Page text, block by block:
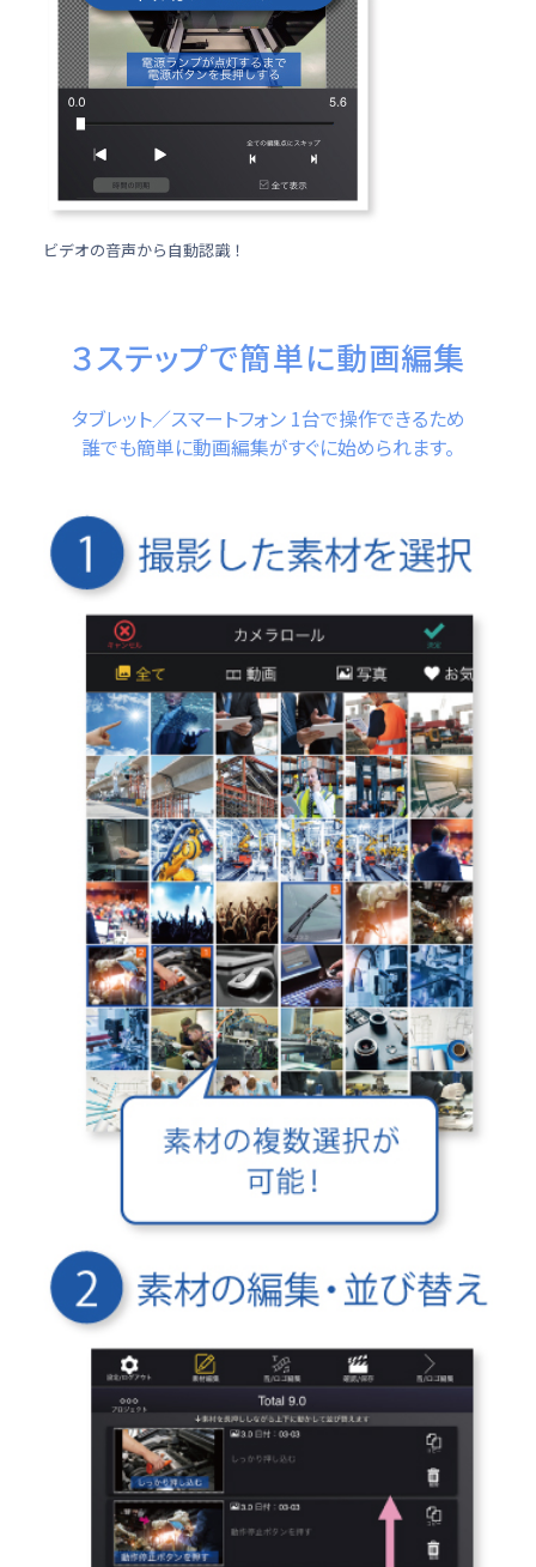
ビデオの音声から自動認識！
３ステップで簡単に動画編集
タブレット／スマートフォン 1台で操作できるため
誰でも簡単に動画編集がすぐに始められます。